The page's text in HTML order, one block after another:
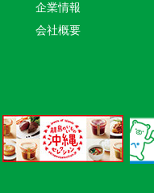
企業情報
会社概要